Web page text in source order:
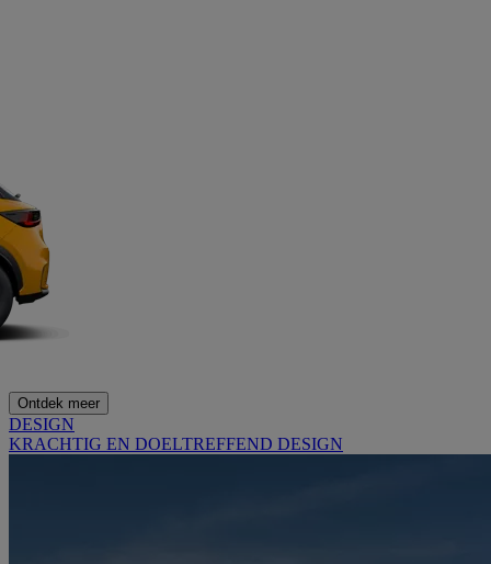
Ontdek meer
DESIGN
KRACHTIG EN DOELTREFFEND DESIGN